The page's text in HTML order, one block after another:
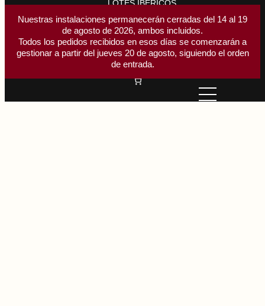
Nuestras instalaciones permanecerán cerradas del 14 al 19
de agosto de 2026, ambos incluidos.
Todos los pedidos recibidos en esos días se comenzarán a
gestionar a partir del jueves 20 de agosto, siguiendo el orden
de entrada.
LOTES IBÉRICOS
ACCESORIOS CORTE
Buscar
Buscar
Acceder